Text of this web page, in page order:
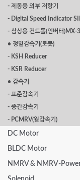
- 제동용 외부 저항기
- Digital Speed Indicator
- 삼상용 컨트롤(인버터)MX-
• 정밀감속기(로봇)
- KSH Reducer
- KSR Reducer
• 감속기
- 표준감속기
- 중간감속기
- PCMRV(웜감속기)
DC Motor
BLDC Motor
NMRV & NMRV-